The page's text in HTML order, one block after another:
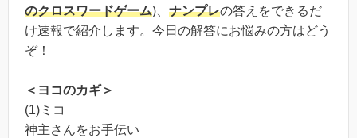
のクロスワードゲーム)、 ナンプレの答えをできるだ
け速報で紹介します。今日の解答にお悩みの方はどう
ぞ！
＜ヨコのカギ＞
(1)ミコ
神主さんをお手伝い